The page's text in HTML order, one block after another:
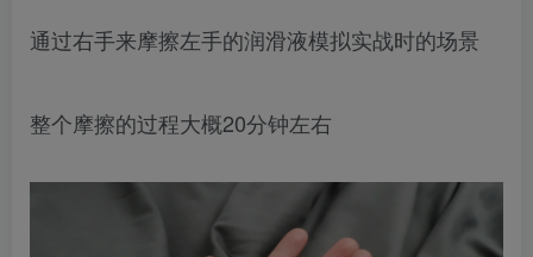
通过右手来摩擦左手的润滑液模拟实战时的场景
整个摩擦的过程大概20分钟左右